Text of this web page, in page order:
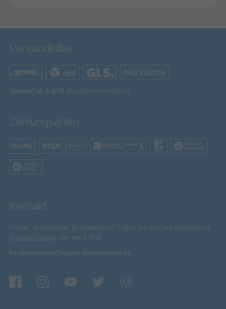
Versandinfos
Versand ab € 0,00 (Ausnahmen möglich)
Zahlungsarten
Kontakt
Fragen, Anregungen, Beschwerden? Sagen Sie uns Ihre Meinung via
Kontaktformular oder per E-Mail:
kundenservice@expert-technomarkt.de